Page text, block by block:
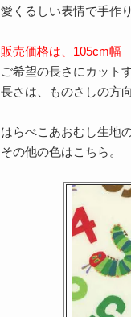
愛くるしい表情で手作
販売価格は、105cm
ご希望の長さにカット
長さは、ものさしの方
はらぺこあおむし生地
その他の色はこちら